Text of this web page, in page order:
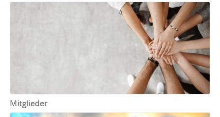
Mitglieder